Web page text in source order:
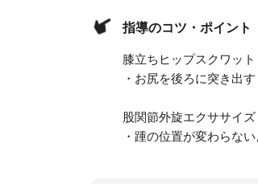
指導のコツ・ポイント
膝立ちヒップスクワット
・お尻を後ろに突き出す
股関節外旋エクササイズ
・踵の位置が変わらな